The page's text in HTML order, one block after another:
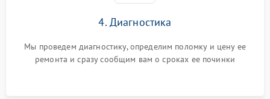
4. Диагностика
Мы проведем диагностику, определим поломку и цену ее
ремонта и сразу сообщим вам о сроках ее починки